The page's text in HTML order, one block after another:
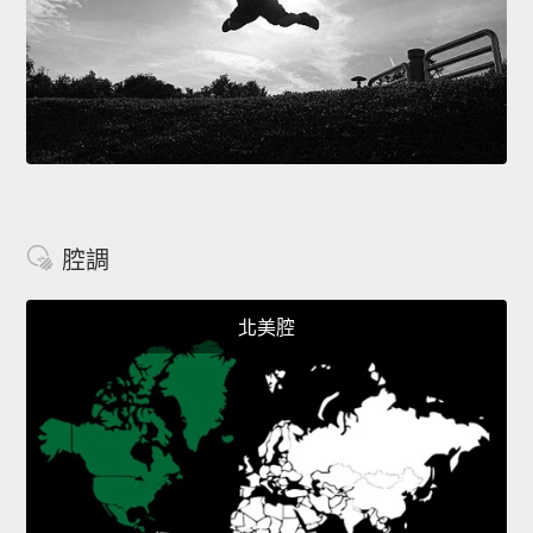
腔調
北美腔